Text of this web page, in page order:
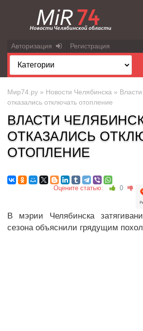
Авторизация Регистрация
Мир74.ру » Новости Челябинска »
отказались отключать отопление
ВЛАСТИ
ОТКАЗАЛИСЬ
ОТОПЛЕНИЕ
Оцените статью: 0
В мэрии Челябинска
сезона объяснили грядущим